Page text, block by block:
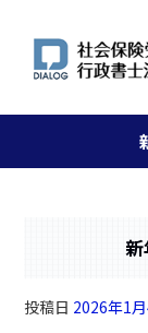
新
投稿日 2026年1